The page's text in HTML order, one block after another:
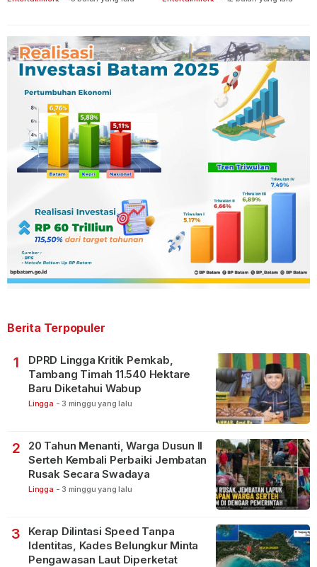
Berita Terpopuler
1
DPRD Lingga Kritik Pemkab,
Tambang Timah 11.540 Hektare
Baru Diketahui Wabup
Lingga - 3 minggu yang lalu
2
20 Tahun Menanti, Warga Dusun II
Serteh Kembali Perbaiki Jembatan
Rusak Secara Swadaya
Lingga - 3 minggu yang lalu
3
Kerap Dilintasi Speed Tanpa
Identitas, Kades Belungkur Minta
Pengawasan Laut Diperketat